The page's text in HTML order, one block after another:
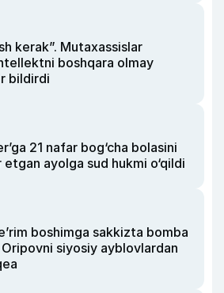
kerak”. Mutaxassislar
boshqara olmay
bildirdi
21 nafar bog‘cha bolasini
ayolga sud hukmi o‘qildi
boshimga sakkizta bomba
Oripovni siyosiy ayblovlardan